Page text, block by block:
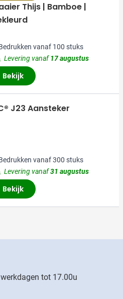
Thijs | Bamboe |
vanaf 100 stuks
Levering vanaf17 augustus
Bekijk
J23 Aansteker
vanaf 300 stuks
Levering vanaf31 augustus
Bekijk
tot 17.00u